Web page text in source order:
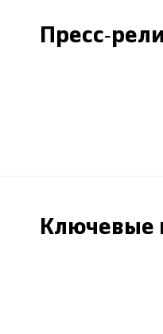
Пресс-
Ключевые